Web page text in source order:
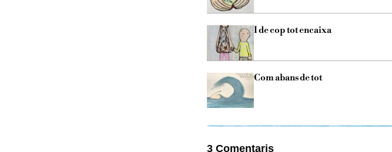
I de cop tot encaixa
Com abans de tot
3 Comentaris